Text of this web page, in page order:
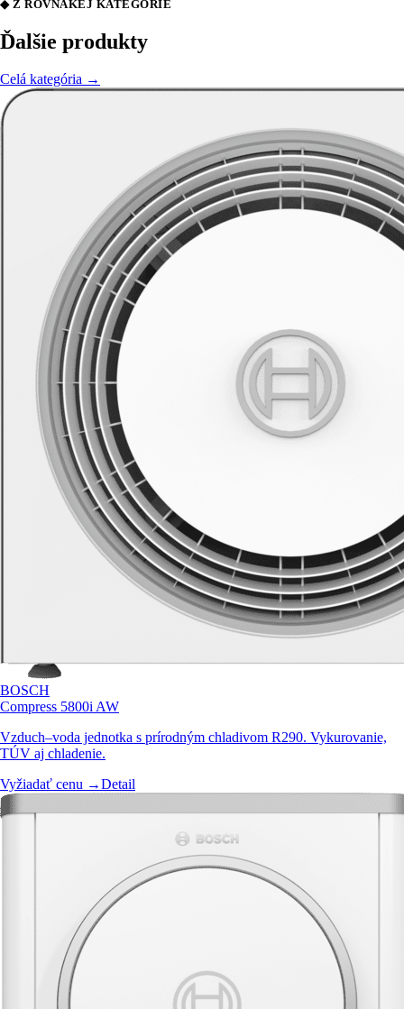
◆ Z ROVNAKEJ KATEGÓRIE
Ďalšie produkty
Celá kategória →
BOSCH
Compress 5800i AW
Vzduch–voda jednotka s prírodným chladivom R290. Vykurovanie,
TÚV aj chladenie.
Vyžiadať cenu →Detail